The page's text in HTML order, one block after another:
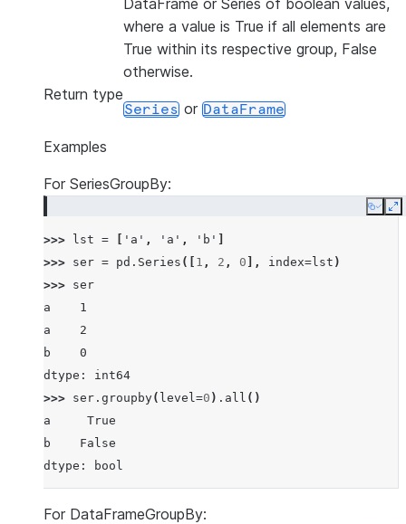
DataFrame or Series of boolean values,
where a value is True if all elements are
True within its respective group, False
otherwise.
Return type
Series or DataFrame
Examples
For SeriesGroupBy:
Copy
>>> lst = 'a' , 'a' , 'b'
>>> ser = pd . Series ([ 1 , 2 , 0 ], index=lst )
>>> ser
a    1
a    2
b    0
dtype: int64
>>> ser . groupby( level=0 ) . all ()
a     True
b    False
dtype: bool
For DataFrameGroupBy: